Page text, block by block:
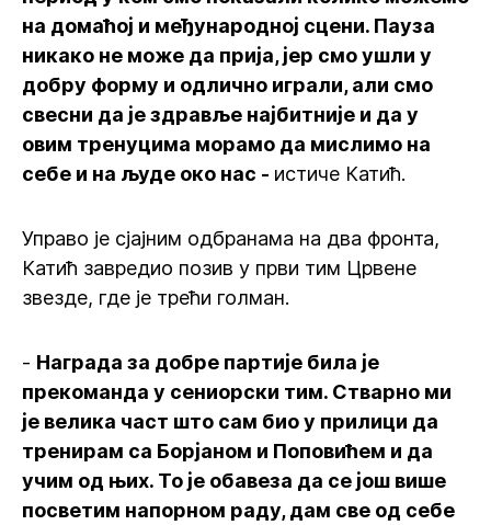
на домаћој и међународној сцени. Пауза
никако не може да прија, јер смо ушли у
добру форму и одлично играли, али смо
свесни да је здравље најбитније и да у
овим тренуцима морамо да мислимо на
себе и на људе око нас - истиче Катић.
Управо је сјајним одбранама на два фронта,
Катић завредио позив у први тим Црвене
звезде, где је трећи голман.
- Награда за добре партије била је
прекоманда у сениорски тим. Стварно ми
је велика част што сам био у прилици да
тренирам са Борјаном и Поповићем и да
учим од њих. То је обавеза да се још више
посветим напорном раду, дам све од себе